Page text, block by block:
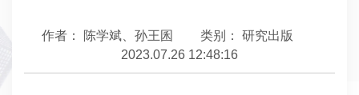
作者： 陈学斌、孙王囷 类别： 研究出版
2023.07.26 12:48:16